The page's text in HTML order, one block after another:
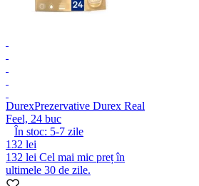
DurexPrezervative Durex Real
Feel, 24 buc
În stoc: 5-7 zile
132 lei
132 lei Cel mai mic preț în
ultimele 30 de zile.